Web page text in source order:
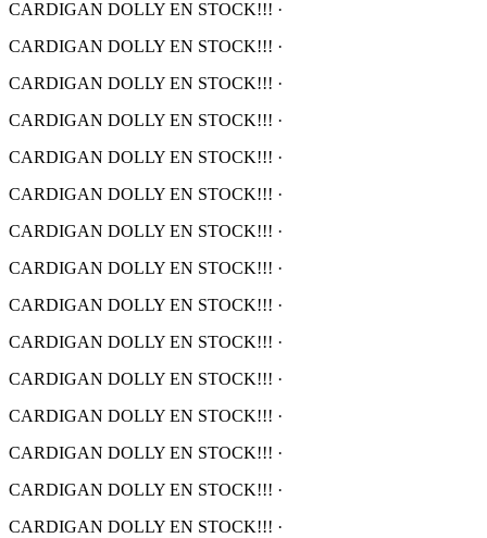
CARDIGAN DOLLY EN STOCK!!! ·
CARDIGAN DOLLY EN STOCK!!! ·
CARDIGAN DOLLY EN STOCK!!! ·
CARDIGAN DOLLY EN STOCK!!! ·
CARDIGAN DOLLY EN STOCK!!! ·
CARDIGAN DOLLY EN STOCK!!! ·
CARDIGAN DOLLY EN STOCK!!! ·
CARDIGAN DOLLY EN STOCK!!! ·
CARDIGAN DOLLY EN STOCK!!! ·
CARDIGAN DOLLY EN STOCK!!! ·
CARDIGAN DOLLY EN STOCK!!! ·
CARDIGAN DOLLY EN STOCK!!! ·
CARDIGAN DOLLY EN STOCK!!! ·
CARDIGAN DOLLY EN STOCK!!! ·
CARDIGAN DOLLY EN STOCK!!! ·